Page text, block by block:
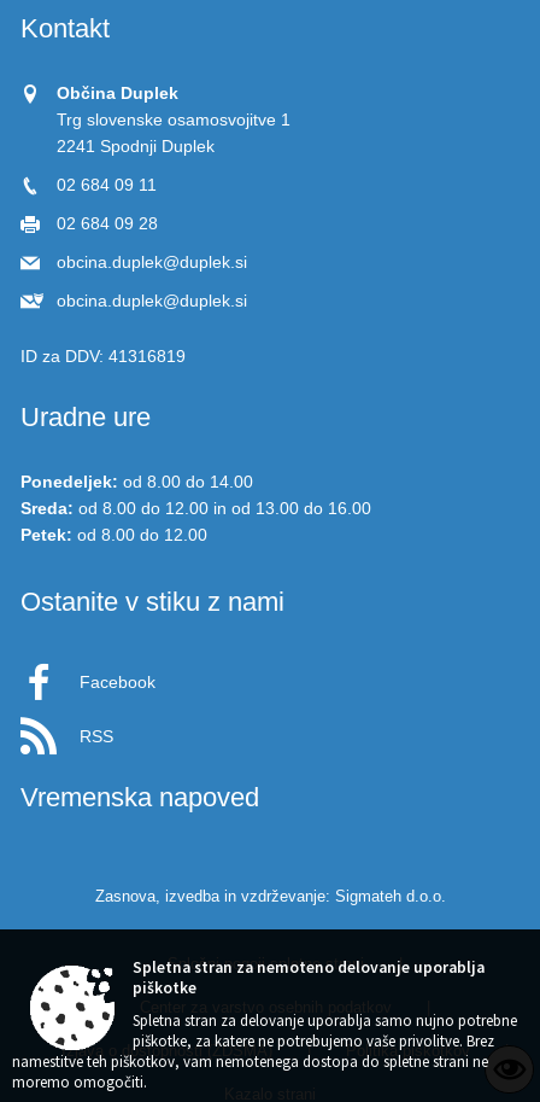
Kontakt
Občina Duplek
Trg slovenske osamosvojitve 1
2241 Spodnji Duplek
02 684 09 11
02 684 09 28
obcina.duplek@duplek.si
obcina.duplek@duplek.si
ID za DDV: 41316819
Uradne ure
Ponedeljek: od 8.00 do 14.00
Sreda: od 8.00 do 12.00 in od 13.00 do 16.00
Petek: od 8.00 do 12.00
Ostanite v stiku z nami
Facebook
RSS
Vremenska napoved
Zasnova, izvedba in vzdrževanje: Sigmateh d.o.o.
Splošni pogoji spletne strani |
Izjava o dostopnosti (ZDSMA) | Politika piškotkov
Spletna stran za nemoteno delovanje uporablja
piškotke
Spletna stran za delovanje uporablja samo nujno potrebne
piškotke, za katere ne potrebujemo vaše privolitve. Brez
namestitve teh piškotkov, vam nemotenega dostopa do spletne strani ne
moremo omogočiti.